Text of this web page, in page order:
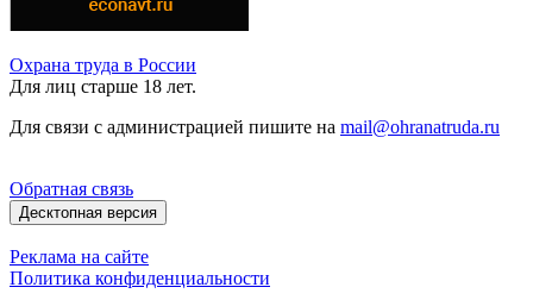
Охрана труда в России
Для лиц старше 18 лет.
Для связи с администрацией пишите на mail@ohranatruda.ru
Обратная связь
Десктопная версия
Реклама на сайте
Политика конфиденциальности